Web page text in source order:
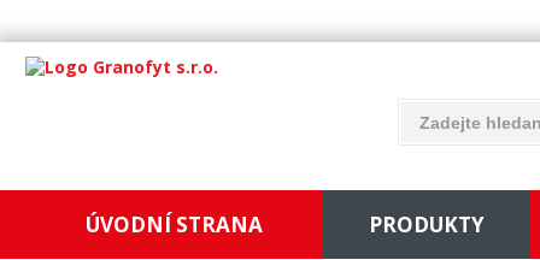
ÚVODNÍ STRANA PRODUKTY